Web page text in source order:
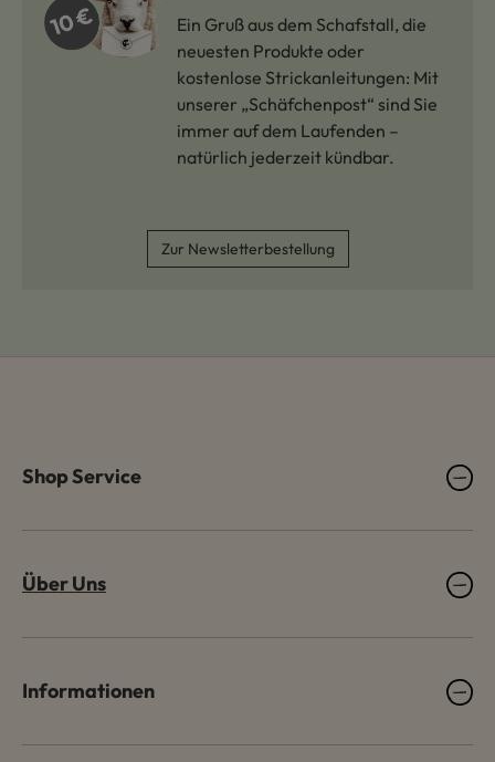
Ein Gruß aus dem Schafstall, die
neuesten Produkte oder
kostenlose Strickanleitungen: Mit
unserer „Schäfchenpost“ sind Sie
immer auf dem Laufenden –
natürlich jederzeit kündbar.
Zur Newsletterbestellung
Shop Service
Über Uns
Informationen